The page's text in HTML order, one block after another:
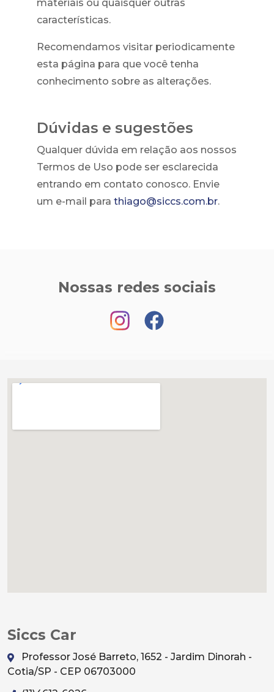
materiais ou quaisquer outras
características.
Recomendamos visitar periodicamente
esta página para que você tenha
conhecimento sobre as alterações.
Dúvidas e sugestões
Qualquer dúvida em relação aos nossos
Termos de Uso pode ser esclarecida
entrando em contato conosco. Envie
um e-mail para thiago@siccs.com.br.
Nossas redes sociais
Siccs Car
Professor José Barreto, 1652 - Jardim Dinorah -
Cotia/SP - CEP 06703000